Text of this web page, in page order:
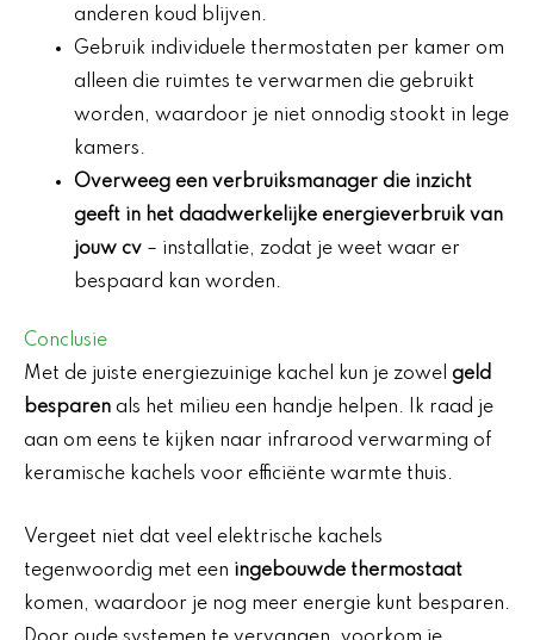
anderen koud blijven.
Gebruik individuele thermostaten per kamer om
alleen die ruimtes te verwarmen die gebruikt
worden, waardoor je niet onnodig stookt in lege
kamers.
Overweeg een verbruiksmanager die inzicht
geeft in het daadwerkelijke energieverbruik van
jouw cv – installatie, zodat je weet waar er
bespaard kan worden.
Conclusie
Met de juiste energiezuinige kachel kun je zowel geld
besparen als het milieu een handje helpen. Ik raad je
aan om eens te kijken naar infrarood verwarming of
keramische kachels voor efficiënte warmte thuis.
Vergeet niet dat veel elektrische kachels
tegenwoordig met een ingebouwde thermostaat
komen, waardoor je nog meer energie kunt besparen.